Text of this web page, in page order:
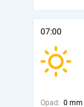
07:00
Opad: 0 mm